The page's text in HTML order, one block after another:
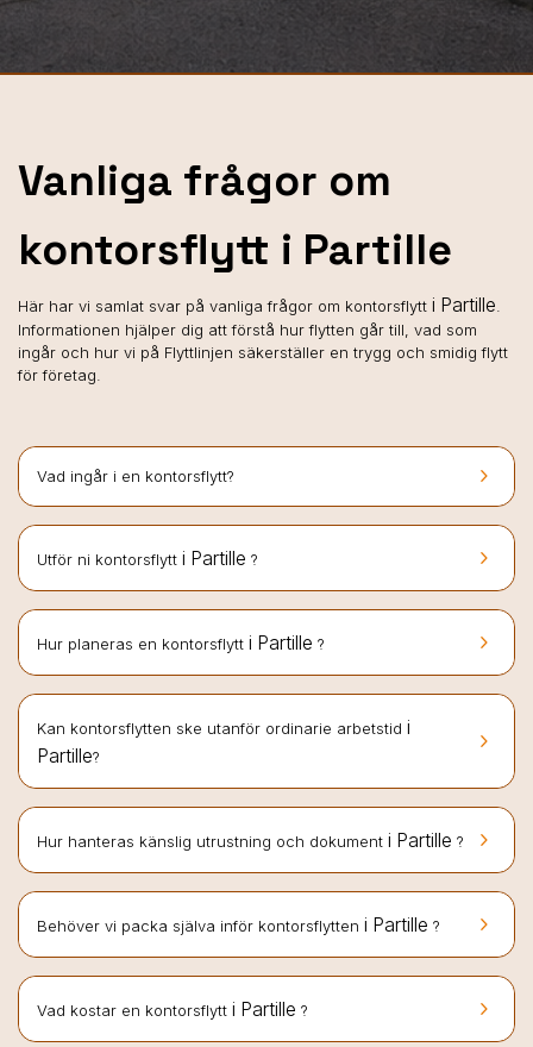
Vanliga frågor om
kontorsflytt i Partille
Här har vi samlat svar på vanliga frågor om kontorsflytt i Partille
Informationen hjälper dig att förstå hur flytten går till, vad som
ingår och hur vi på Flyttlinjen säkerställer en trygg och smidig flytt
för företag.
keyboard_arrow_right
Vad ingår i en kontorsflytt?
keyboard_arrow_right
Utför ni kontorsflytt i Partille ?
keyboard_arrow_right
Hur planeras en kontorsflytt i Partille ?
keyboard_arrow_right
Kan kontorsflytten ske utanför ordinarie arbetstid i
Partille?
keyboard_arrow_right
Hur hanteras känslig utrustning och dokument i Partille ?
keyboard_arrow_right
Behöver vi packa själva inför kontorsflytten i Partille ?
keyboard_arrow_right
Vad kostar en kontorsflytt i Partille ?